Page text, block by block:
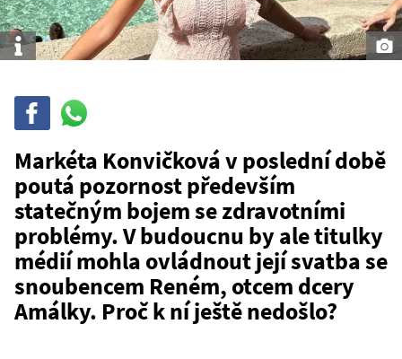
Info
Sdílej
WhatsAppu
Markéta Konvičková v poslední době
poutá pozornost především
statečným bojem se zdravotními
problémy. V budoucnu by ale titulky
médií mohla ovládnout její svatba se
snoubencem Reném, otcem dcery
Amálky. Proč k ní ještě nedošlo?